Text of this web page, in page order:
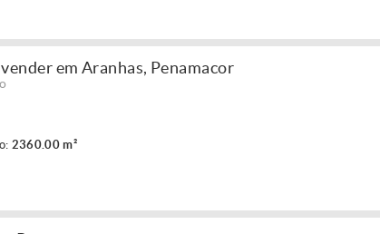
em Aranhas, Penamacor
2360.00 m²